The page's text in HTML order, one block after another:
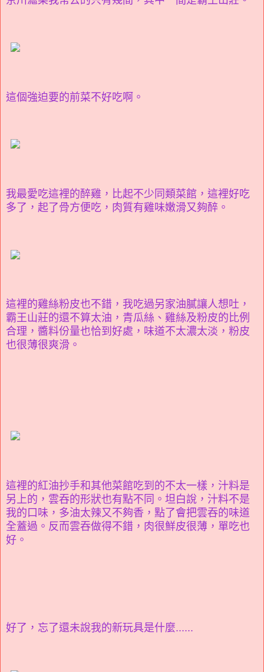
這個強迫要的前菜不好吃啊。
我最愛吃這裡的醉雞，比起不少同類菜館，這裡好吃
多了，起了骨方便吃，肉質有雞味嫩滑又夠醉。
這裡的雞絲粉皮也不錯，我吃過另家油膩讓人想吐，
霸王山莊的還不算太油，青瓜絲、雞絲及粉皮的比例
合理，醬料份量也恰到好處，味道不太濃太淡，粉皮
也很薄很爽滑。
這裡的紅油抄手和其他菜館吃到的不太一樣，汁料是
另上的，雲吞的形狀也有點不同。坦白說，汁料不是
我的口味，多油太辣又不夠香，點了會把雲吞的味道
全蓋過。反而雲吞做得不錯，肉很鮮皮很薄，單吃也
好。
好了，忘了還未說我的新玩具是什麼......